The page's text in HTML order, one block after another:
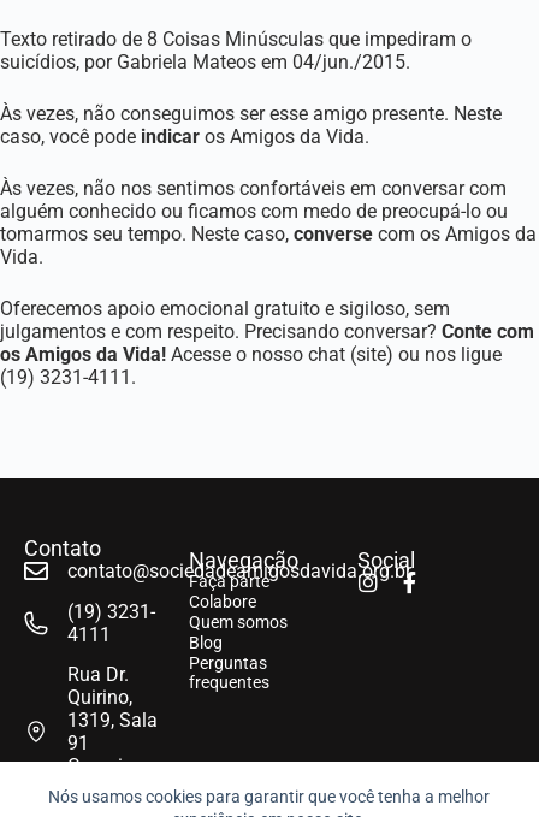
Nós usamos cookies para garantir que você tenha a melhor
Texto retirado de 8 Coisas Minúsculas que impediram o
suicídios, por Gabriela Mateos em 04/jun./2015.
Às vezes, não conseguimos ser esse amigo presente. Neste
caso, você pode indicar os Amigos da Vida.
Às vezes, não nos sentimos confortáveis em conversar com
alguém conhecido ou ficamos com medo de preocupá-lo ou
tomarmos seu tempo. Neste caso, converse com os Amigos da
Vida.
Oferecemos apoio emocional gratuito e sigiloso, sem
julgamentos e com respeito. Precisando conversar? Conte com
os Amigos da Vida! Acesse o nosso chat (site) ou nos ligue
(19) 3231-4111.
Contato
contato@sociedadeamigosdavida.org.br
(19) 3231-
4111
Rua Dr.
Quirino,
1319, Sala
91
Campinas -
SP
Navegação
Faça parte
Colabore
Quem somos
Blog
Perguntas
frequentes
Social